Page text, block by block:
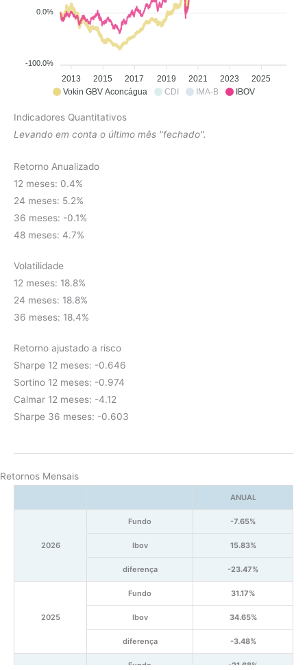
Vokin GBV Aconcágua CDI IMA-B IBOV
0.0%
-100.0%
2013 2015 2017 2019 2021 2023 2025
Indicadores Quantitativos
Levando em conta o último mês "fechado".
Retorno Anualizado
12 meses: 0.4%
24 meses: 5.2%
36 meses: -0.1%
48 meses: 4.7%
Volatilidade
12 meses: 18.8%
24 meses: 18.8%
36 meses: 18.4%
Retorno ajustado a risco
Sharpe 12 meses: -0.646
Sortino 12 meses: -0.974
Calmar 12 meses: -4.12
Sharpe 36 meses: -0.603
Retornos Mensais
ANUAL
2026
Fundo -7.65%
Ibov 15.83%
diferença -23.47%
2025
Fundo 31.17%
Ibov 34.65%
diferença -3.48%
Fundo -21.68%